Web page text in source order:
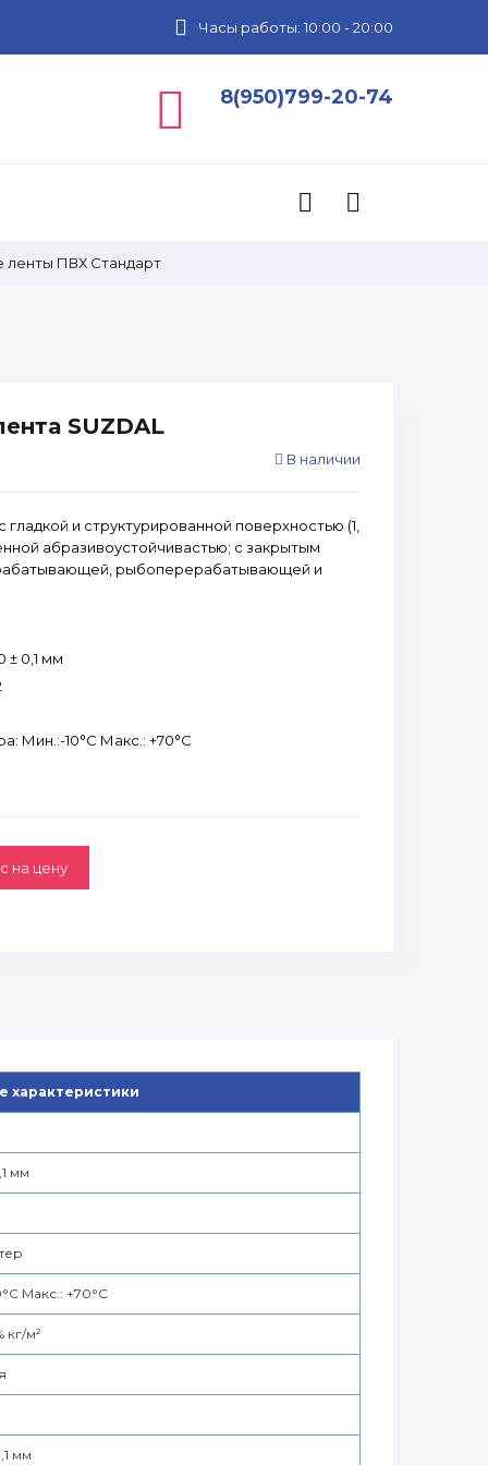
Часы работы: 10:00 - 20:00
8(950)799-20-74
ПВХ Стандарт
SUZDAL
В наличии
и структурированной поверхностью (1,
абразивоустойчивастью; с закрытым
рыбоперерабатывающей и
± 0,1 мм
Мин.:-10°С Макс.: +70°С
на цену
характеристики
мм
Макс.: +70°С
кг/м²
мм